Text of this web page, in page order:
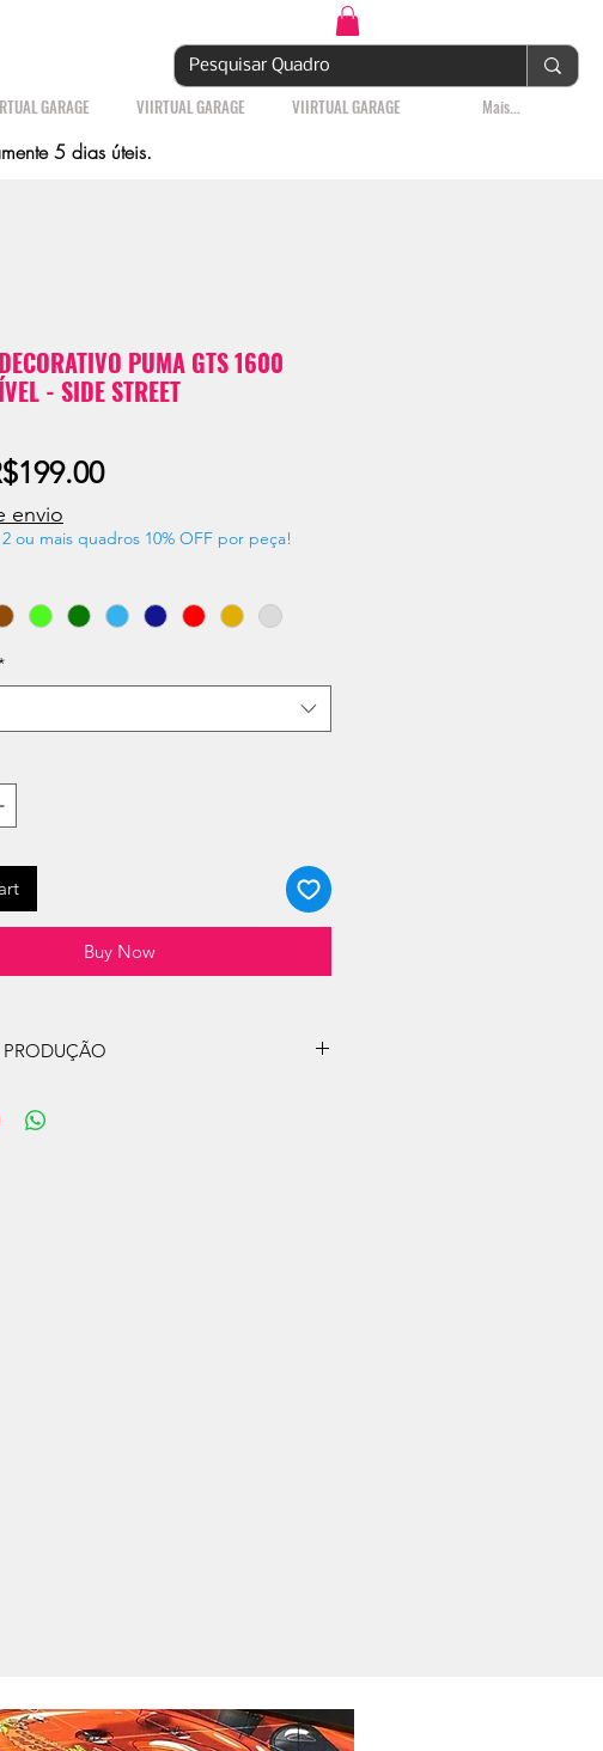
GARAGE VIIRTUAL GARAGE VIIRTUAL GARAGE Mais...
5 dias úteis.
PUMA GTS 1600
- SIDE STREET
Sale
envio
ou mais quadros 10% OFF por peça!
Buy Now
confirmação de compra.